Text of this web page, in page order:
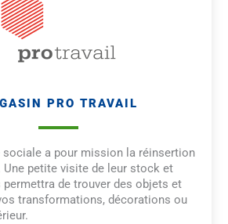
PRO TRAVAIL
sociale a pour mission la réinsertion
petite visite de leur stock et
de trouver des objets et
transformations, décorations ou